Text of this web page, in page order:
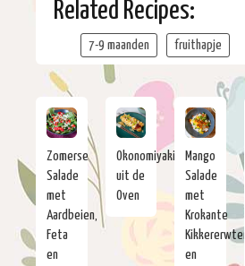
Related Recipes:
7-9 maanden fruithapje
Zomerse
Salade
met
Aardbeien,
Feta
en
Okonomiyaki
uit de
Oven
Mango
Salade
met
Krokante
Kikkererwten
en